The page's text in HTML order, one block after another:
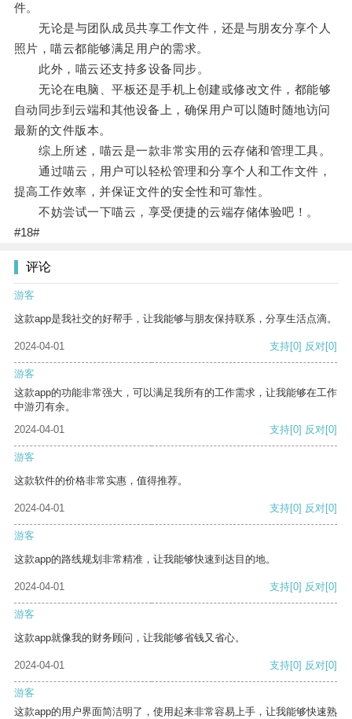
件。
无论是与团队成员共享工作文件，还是与朋友分享个人
照片，喵云都能够满足用户的需求。
此外，喵云还支持多设备同步。
无论在电脑、平板还是手机上创建或修改文件，都能够
自动同步到云端和其他设备上，确保用户可以随时随地访问
最新的文件版本。
综上所述，喵云是一款非常实用的云存储和管理工具。
通过喵云，用户可以轻松管理和分享个人和工作文件，
提高工作效率，并保证文件的安全性和可靠性。
不妨尝试一下喵云，享受便捷的云端存储体验吧！。
#18#
评论
游客
这款app是我社交的好帮手，让我能够与朋友保持联系，分享生活点滴。
2024-04-01 支持[0] 反对[0]
游客
这款app的功能非常强大，可以满足我所有的工作需求，让我能够在工作
中游刃有余。
2024-04-01
支持[0] 反对[0]
游客
这款软件的价格非常实惠，值得推荐。
2024-04-01 支持[0] 反对[0]
游客
这款app的路线规划非常精准，让我能够快速到达目的地。
2024-04-01 支持[0] 反对[0]
游客
这款app就像我的财务顾问，让我能够省钱又省心。
2024-04-01 支持[0] 反对[0]
游客
这款app的用户界面简洁明了，使用起来非常容易上手，让我能够快速熟